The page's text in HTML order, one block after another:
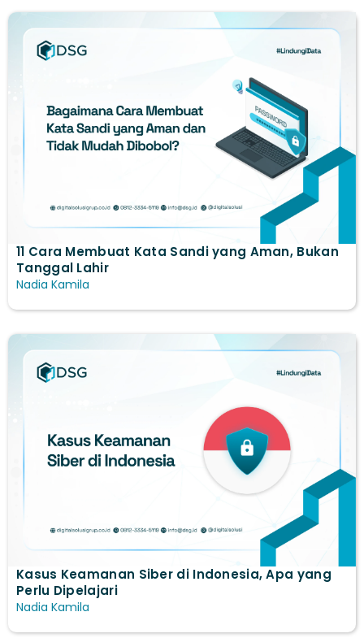
11 Cara Membuat Kata Sandi yang Aman, Bukan
Tanggal Lahir
Nadia Kamila
Kasus Keamanan Siber di Indonesia, Apa yang
Perlu Dipelajari
Nadia Kamila